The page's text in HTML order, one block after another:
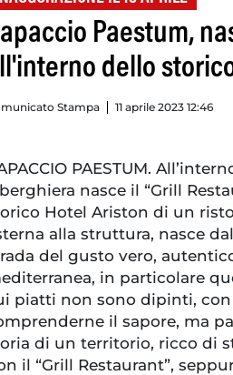
Paestum,
dello
Stampa 11 aprile 2023 12:46
PAESTUM.
nasce il “Grill
Hotel Ariston di un
alla struttura, nasce
del gusto vero,
in particolare
piatti non sono dipinti,
il sapore, ma
di un territorio, ricco di
il “Grill Restaurant”,